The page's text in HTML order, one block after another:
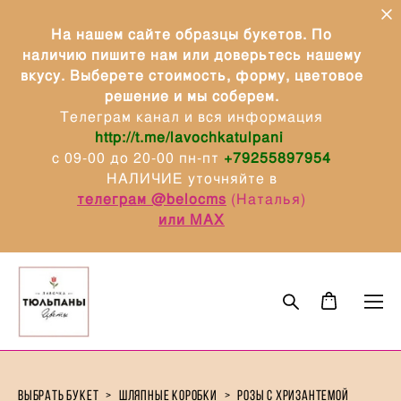
На нашем сайте образцы букетов. По
наличию пишите нам или доверьтесь нашему
вкусу. Выберете стоимость, форму, цветовое
решение и мы соберем.
Телеграм канал и вся информация
http://t.me/lavochkatulpani
с 09-00 до 20-00 пн-пт +79255897954
НАЛИЧИЕ уточняйте в
телеграм @belocms (Наталья)
или МАХ
выбрать букет > шляпные коробки > розы с хризантемой